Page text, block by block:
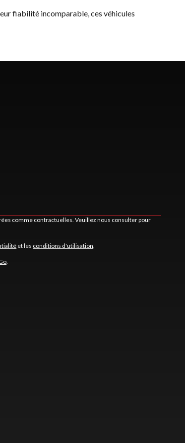
fiabilité incomparable, ces véhicules
comme contractuelles. Veuillez nous consulter pour
et les conditions d'utilisation.
.